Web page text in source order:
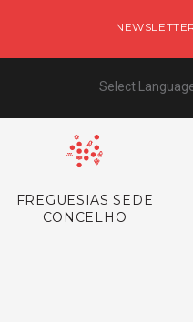
Select
FREGUESIAS SEDE
CONCELHO